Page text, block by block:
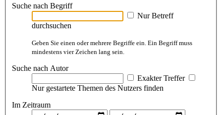
Suche nach Begriff
Nur Betreff
durchsuchen
Geben Sie einen oder mehrere Begriffe ein. Ein Begriff muss
mindestens vier Zeichen lang sein.
Suche nach Autor
Exakter Treffer
Nur gestartete Themen des Nutzers finden
Im Zeitraum